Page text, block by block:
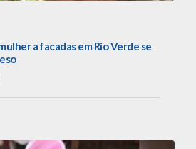
a facadas em Rio Verde se